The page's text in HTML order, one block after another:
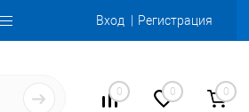
Вход Регистрация
0 0 0